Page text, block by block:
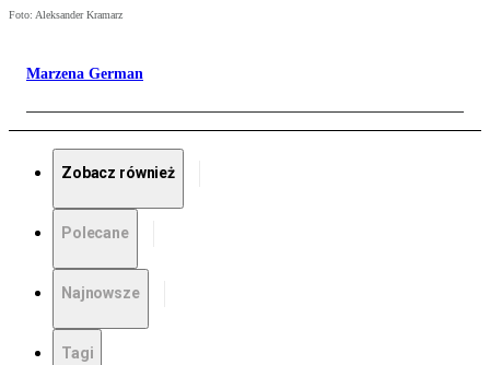
Foto: Aleksander Kramarz
Marzena German
Zobacz również
Polecane
Najnowsze
Tagi